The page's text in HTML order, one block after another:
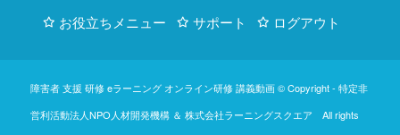
お役立ちメニュー
サポート ログアウト
障害者 支援 研修 eラーニング オンライン研修 講義動画 © Copyright - 特定非
営利活動法人NPO人材開発機構＆ 株式会社ラーニングスクエア All rights